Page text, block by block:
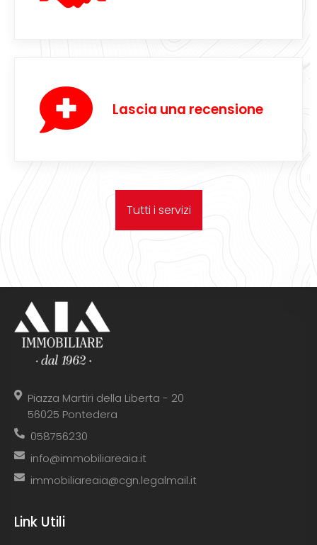
Lascia una recensione
Tutti i servizi
Piazza Martiri della Liberta - 20
56025 Pontedera
058756230
info@immobiliareaia.it
immobiliareaia@cgn.legalmail.it
Link Utili